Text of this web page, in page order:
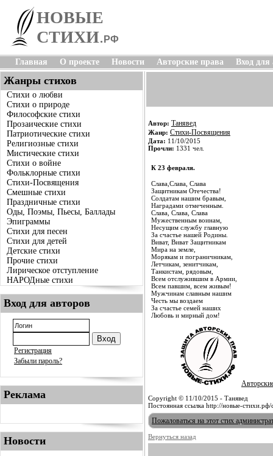
НОВЫЕ
СТИХИ. РФ
Главная О проекте Новости Авторские права Вход для
Жанры стихов
Стихи о любви
Стихи о природе
Философские стихи
Прозаические стихи
Патриотические стихи
Религиозные стихи
Мистические стихи
Стихи о войне
Фольклорные стихи
Стихи-Посвящения
Смешные стихи
Праздничные стихи
Оды, Поэмы, Пьесы, Баллады
Эпиграммы
Стихи для песен
Стихи для детей
Детские стихи
Прочие стихи
Лирическое отступление
НАРОДные стихи
Вход для авторов
Регистрация
Забыли пароль?
Реклама
Новости
Автор: Танявед
Жанр: Стихи-Посвящения
Дата: 11/10/2015
Прочли: 1331 чел.
К 23 февраля.
Слава,Слава, Слава
Защитникам Отечества!
Солдатам нашим бравым,
Наградами отмеченным.
Слава, Слава, Слава
Мужественным воинам,
Несущим службу главную
За счастье нашей Родины.
Виват, Виват Защитникам
Мира на земле,
Морякам и пограничникам,
Летчикам, зенитчикам,
Танкистам, рядовым,
Всем отслужившим в Армии,
Всем павшим, всем живым!
Мужчинам славным нашим
Честь мы воздаем
За счастье семей наших
Любовь и мирный дом!
Copyright © 11/10/2015 - Танявед
Постоянная ссылка http://новые-стихи.рф/
Пожаловаться на этот стих
Вернуться назад